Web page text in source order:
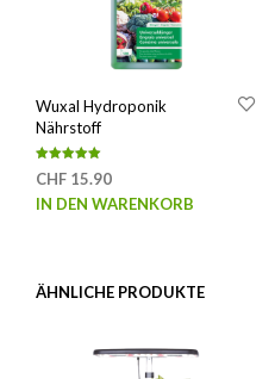
Wuxal Hydroponik
Nährstoff
5.00
CHF 15.90
IN DEN WARENKORB
ÄHNLICHE PRODUKTE